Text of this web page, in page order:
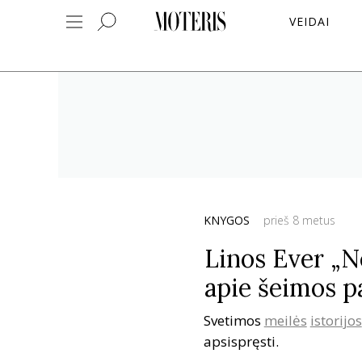
VEIDAI
KNYGOS prieš 8 metus
Linos Ever
apie šeimos
Svetimos meilės istorijos
apsispręsti.